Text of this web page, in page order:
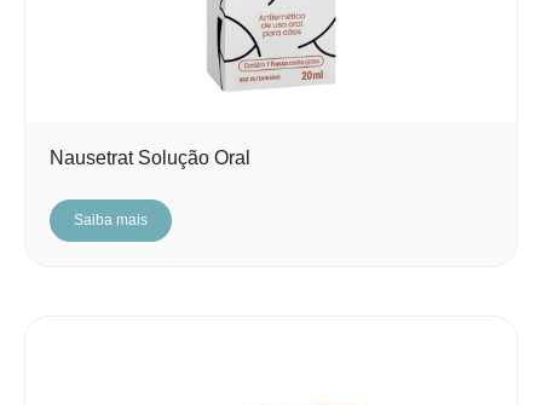
Nausetrat Solução Oral
Saiba mais